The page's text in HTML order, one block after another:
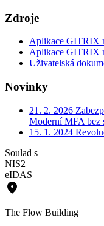
Zdroje
Aplikace GITRIX
Aplikace GITRIX
Uživatelská
Novinky
21. 2. 2026
Moderní MFA bez
15. 1. 2024
Soulad s
NIS2
eIDAS
place
The Flow Building